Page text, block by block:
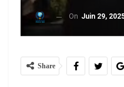
On Juin 29,
Share